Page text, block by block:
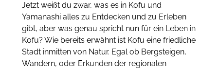
Jetzt weißt du zwar, was es in Kofu und
Yamanashi alles zu Entdecken und zu Erleben
gibt, aber was genau spricht nun für ein Leben in
Kofu? Wie bereits erwähnt ist Kofu eine friedliche
Stadt inmitten von Natur. Egal ob Bergsteigen,
Wandern, oder Erkunden der regionalen